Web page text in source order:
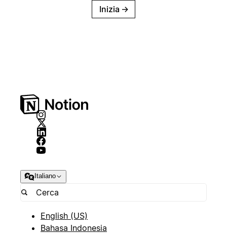
Inizia →
Italiano
English (US)
Bahasa Indonesia